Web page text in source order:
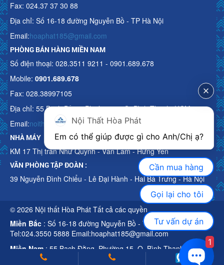
Fax: 024.37 37 30 88
Địa chỉ: Số 16-18 đường Nguyễn Bồ - TP Hà Nội
Email:hoaphat185@gmail.com
PHÒNG BÁN HÀNG MIỀN NAM
Số điện thoại: 028.3511 9211 - 0901.689.678
Mobile: 0901.689.678
Fax: 028.38997105
Địa chỉ: 55 Bạch Đằng, Phường 15, Q. Bình Thạnh, HCM
Email:noithathoaphattot@gmail.com
NHÀ MÁY
KM 17 Thị trấn Như Quỳnh - Văn Lâm - Hưng Yên
VĂN PHÒNG TẬP ĐOÀN :
39 Nguyễn Đình Chiểu - Lê Đại Hành - Hai Bà Trưng - Hà Nội
© 2026 Nội thất Hòa Phát Tất cả các quyền
Miền Bắc : Số 16-18 đường Nguyễn Bồ - TP Hà Nội
Tel:024.3550 5888 Email:hoaphat185@gmail.com
Miền Nam : 55 Bạch Đằng, Phường 15, Q. Bình Thạnh, HCM
Tel:028.3511 9211 Email:noithathoaphattot@gmail.com
Nội Thất Hòa Phát
Cần mua hàng
Gọi lại cho tôi
Tư vấn dự án
1